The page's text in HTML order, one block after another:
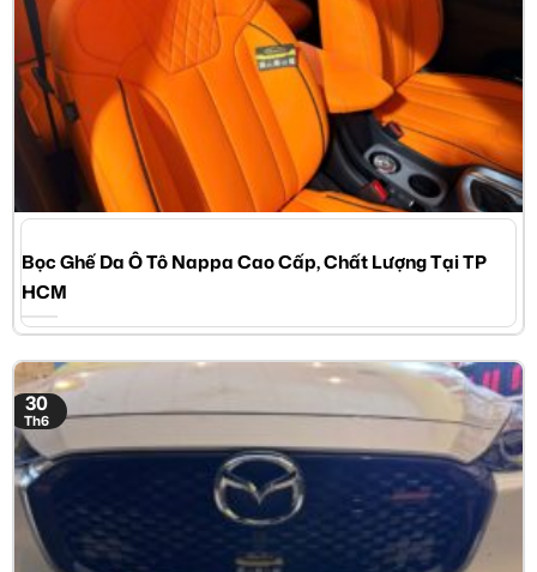
Bọc Ghế Da Ô Tô Nappa Cao Cấp, Chất Lượng Tại TP
HCM
30
Th6